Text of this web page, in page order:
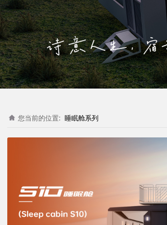
您当前的位置: 睡眠舱系列